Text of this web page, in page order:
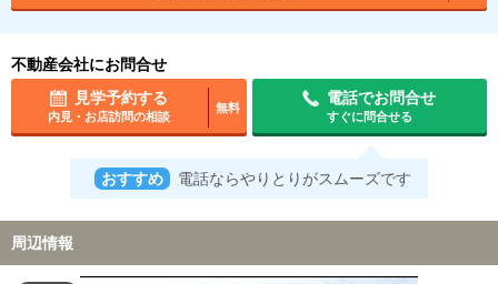
不動産会社にお問合せ
見学予約する
内見・お店訪問の相談
無料
電話でお問合せ
すぐに問合せる
おすすめ 電話ならやりとりがスムーズです
周辺情報